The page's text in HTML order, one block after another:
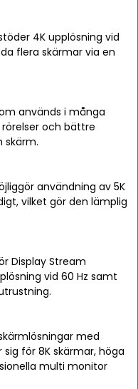
4K upplösning vid
flera skärmar via en
används i många
och bättre
skärm.
användning av 5K
vilket gör den lämplig
Display Stream
vid 60 Hz samt
med
för 8K skärmar, höga
multi monitor